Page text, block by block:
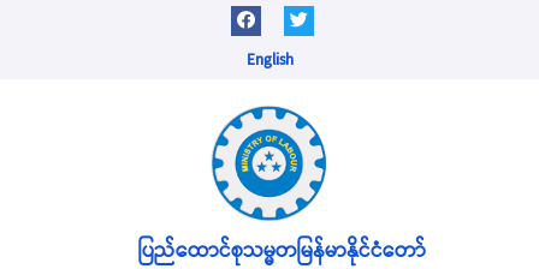
English
ပြည်ထောင်စုသမ္မတမြန်မာနိုင်ငံတော်